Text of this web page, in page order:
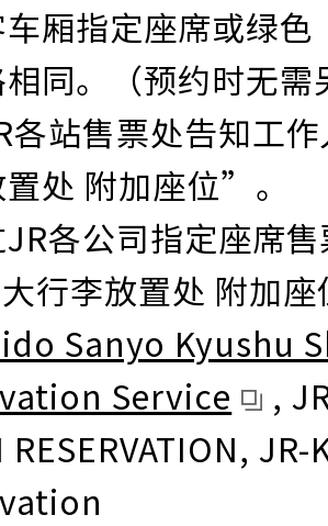
厢指定座席或绿
同。（预约时无
各站售票处告知工
处 附加座位”。
各公司指定座席
行李放置处 附加
Sanyo Kyushu
Service
,
RESERVATION,